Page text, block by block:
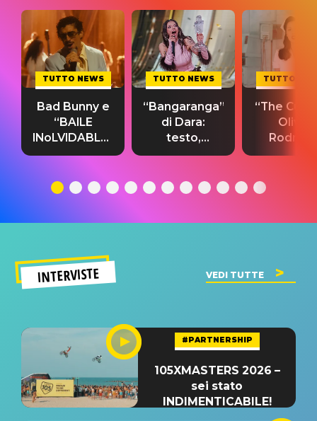
TUTTO NEWS
Bad Bunny e
“BAILE
INoLVIDABLE”:
testo,
significato
TUTTO NEWS
“Bangaranga”
di Dara:
testo,
traduzione e
del singolo
TUTTO
“The
Olivia
testo,
INTERVISTE VEDI TUTTE
#PARTNERSHIP
105XMASTERS 2026 –
sei stato
INDIMENTICABILE!